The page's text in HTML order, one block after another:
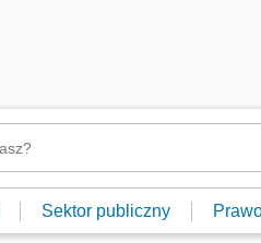
Sektor publiczny